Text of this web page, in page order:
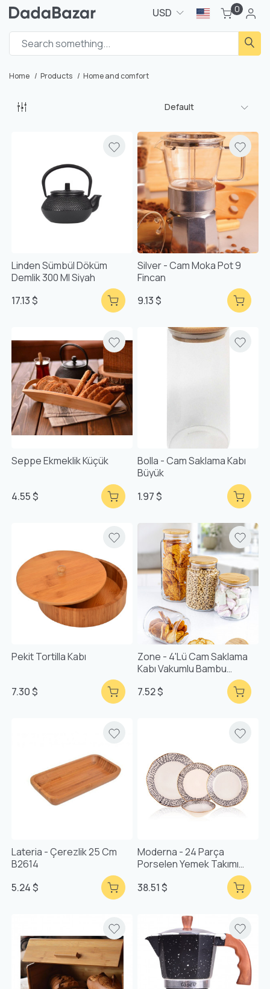
USD 0
Home Products Home and comfort
Default
Linden Sümbül Döküm
Demlik 300 Ml Siyah
17.13 $
Silver - Cam Moka Pot 9
Fincan
9.13 $
Seppe Ekmeklik Küçük
4.55 $
Bolla - Cam Saklama Kabı
Büyük
1.97 $
Pekit Tortilla Kabı
7.30 $
Zone - 4'lü Cam Saklama
Kabı Vakumlu Bambu
7.52 $
Lateria - Çerezlik 25 Cm
B2614
5.24 $
Moderna - 24 Parça
Porselen Yemek Takımı
38.51 $